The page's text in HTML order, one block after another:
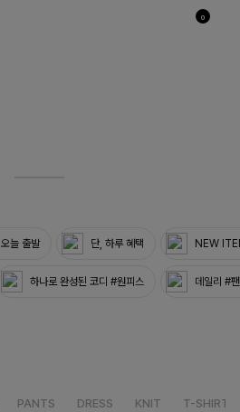
0
오늘 출발 단, 하루 혜택 NEW
하나로 완성된 코디 #원피스 데일리 #
PANTS DRESS KNIT T-SHIRT